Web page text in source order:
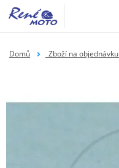
Domů _Zboží na objednávku_